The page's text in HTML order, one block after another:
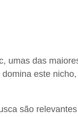
umas das
este
são